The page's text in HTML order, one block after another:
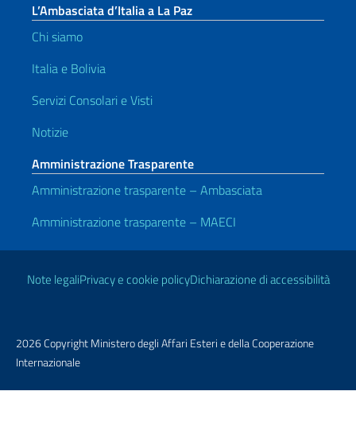
L’Ambasciata d’Italia a La Paz
Chi siamo
Italia e Bolivia
Servizi Consolari e Visti
Notizie
Amministrazione Trasparente
Amministrazione trasparente – Ambasciata
Amministrazione trasparente – MAECI
Link Utili
Note legaliPrivacy e cookie policyDichiarazione di accessibilità
2026 Copyright Ministero degli Affari Esteri e della Cooperazione
Internazionale